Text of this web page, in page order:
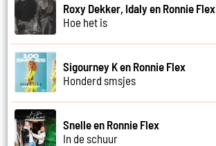
Roxy Dekker, Idaly en Ronnie Flex
Hoe het is
Sigourney K en Ronnie Flex
Honderd smsjes
Snelle en Ronnie Flex
In de schuur